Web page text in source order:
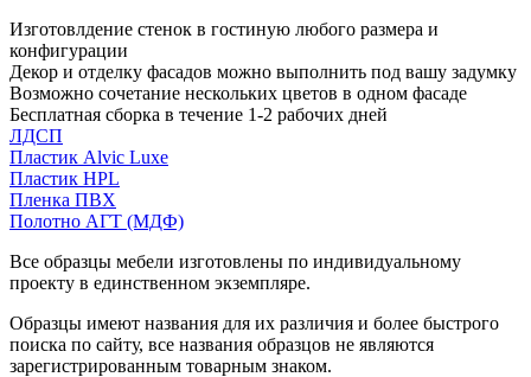
Изготовлдение стенок в гостиную любого размера и
конфигурации
Декор и отделку фасадов можно выполнить под вашу задумку
Возможно сочетание нескольких цветов в одном фасаде
Бесплатная сборка в течение 1-2 рабочих дней
ЛДСП
Пластик Alvic Luxe
Пластик HPL
Пленка ПВХ
Полотно АГТ (МДФ)
Все образцы мебели изготовлены по индивидуальному
проекту в единственном экземпляре.
Образцы имеют названия для их различия и более быстрого
поиска по сайту, все названия образцов не являются
зарегистрированным товарным знаком.